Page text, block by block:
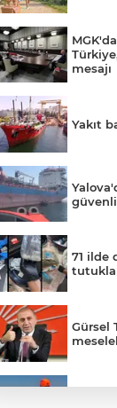
mesajı
Yakıt
71 ilde
Gürsel